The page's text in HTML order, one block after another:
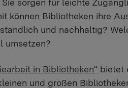
sorgen für leichte
können Bibliotheken ihre
und nachhaltig?
umsetzen?
in Bibliotheken“ bietet
und großen